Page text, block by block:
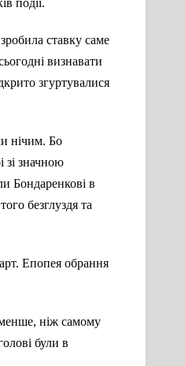
події.
ставку саме
визнавати
згуртувалися
нічим. Бо
зі значною
Бондаренкові в
безглуздя та
Епопея обрання
менше, ніж самому
були в